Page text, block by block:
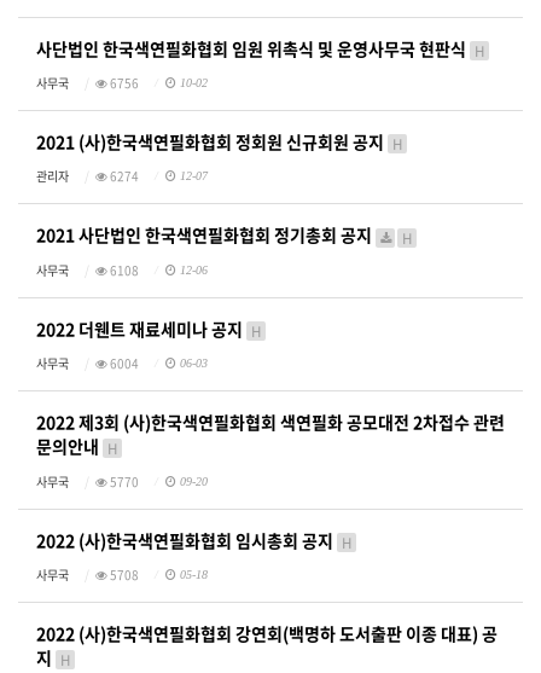
사단법인 한국색연필화협회 임원 위촉식 및 운영사무국 현판식 H
사무국 6756 10-02
2021 (사)한국색연필화협회 정회원 신규회원 공지 H
관리자 6274 12-07
2021 사단법인 한국색연필화협회 정기총회 공지 H
사무국 6108 12-06
2022 더웬트 재료세미나 공지 H
사무국 6004 06-03
2022 제3회 (사)한국색연필화협회 색연필화 공모대전 2차접수 관련
문의안내 H
사무국 5770 09-20
2022 (사)한국색연필화협회 임시총회 공지 H
사무국 5708 05-18
2022 (사)한국색연필화협회 강연회(백명하 도서출판 이종 대표) 공
지 H